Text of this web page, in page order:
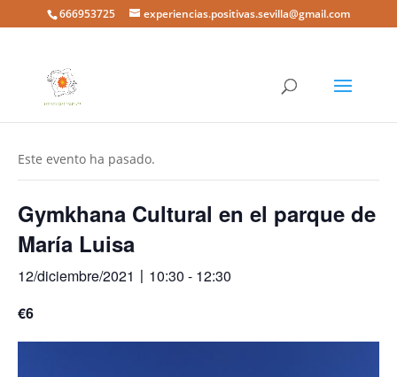
666953725 experiencias.positivas.sevilla@gmail.com
Este evento ha pasado.
Gymkhana Cultural en el parque de
María Luisa
12/diciembre/2021〡10:30 - 12:30
€6